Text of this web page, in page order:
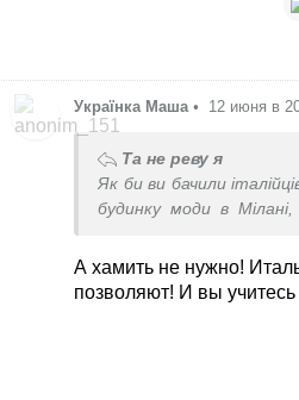
Українка Маша • 12 июня в
Та не реву я
Як би ви бачили
будинку моди в Мілані,
А хамить не нужно!
позволяют! И вы учитесь